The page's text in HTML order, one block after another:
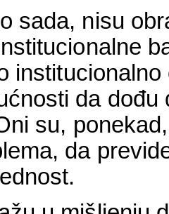
sada, nisu
da
su,
da